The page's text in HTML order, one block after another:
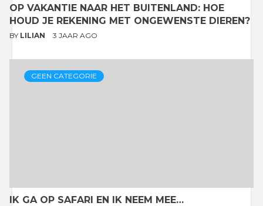
OP VAKANTIE NAAR HET BUITENLAND: HOE
HOUD JE REKENING MET ONGEWENSTE DIEREN?
BY LILIAN 3 JAAR AGO
GEEN CATEGORIE
IK GA OP SAFARI EN IK NEEM MEE…